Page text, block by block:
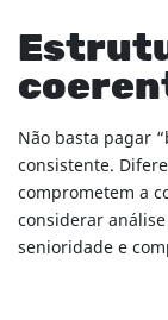
Não basta pagar
consistente.
comprometem a
considerar
senioridade e